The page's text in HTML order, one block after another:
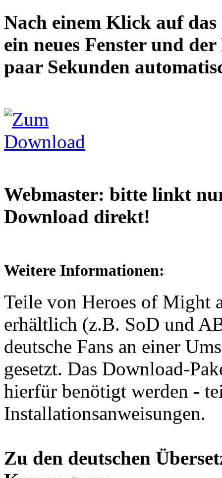
Nach einem Klick auf
ein neues Fenster und
paar Sekunden
Webmaster: bitte linkt
Download direkt!
Weitere Informationen:
Teile von Heroes of Might
erhältlich (z.B. SoD und
deutsche Fans an einer
gesetzt. Das Download-
hierfür benötigt werden -
Installationsanweisungen.
Zu den deutschen